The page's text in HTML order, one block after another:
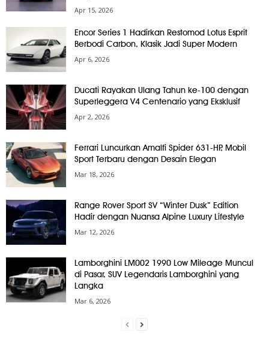
Apr 15, 2026
Encor Series 1 Hadirkan Restomod Lotus Esprit
Berbodi Carbon, Klasik Jadi Super Modern
Apr 6, 2026
Ducati Rayakan Ulang Tahun ke-100 dengan
Superleggera V4 Centenario yang Eksklusif
Apr 2, 2026
Ferrari Luncurkan Amalfi Spider 631-HP, Mobil
Sport Terbaru dengan Desain Elegan
Mar 18, 2026
Range Rover Sport SV “Winter Dusk” Edition
Hadir dengan Nuansa Alpine Luxury Lifestyle
Mar 12, 2026
Lamborghini LM002 1990 Low Mileage Muncul
di Pasar, SUV Legendaris Lamborghini yang
Langka
Mar 6, 2026